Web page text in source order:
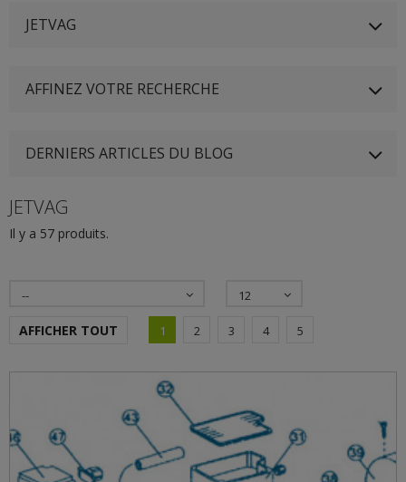
JETVAG
AFFINEZ VOTRE RECHERCHE
DERNIERS ARTICLES DU BLOG
JETVAG
Il y a 57 produits.
-- 12
AFFICHER TOUT 1 2 3 4 5